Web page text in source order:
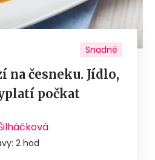
Snadné
na česneku. Jídlo,
počkat
2 hod